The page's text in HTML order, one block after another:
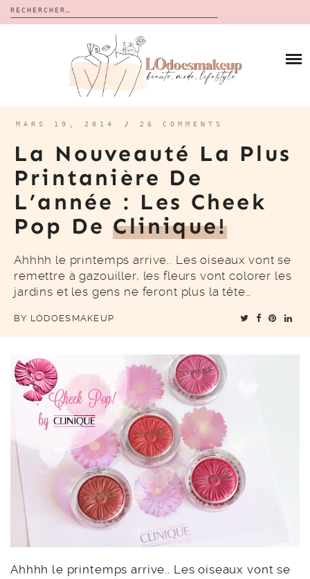
Rechercher :
CALENDRIERS DE L’AVENT
BON PLAN
À PROPOS
CONTACT
MARS 19, 2014 / 26 COMMENTS
La Nouveauté La Plus
Printanière De
L’année : Les Cheek
Pop DeClinique!
Ahhhh le printemps arrive.. Les oiseaux vont se
remettre à gazouiller, les fleurs vont colorer les
jardins et les gens ne feront plus la tête…
BY LODOESMAKEUP
Ahhhh le printemps arrive.. Les oiseaux vont se